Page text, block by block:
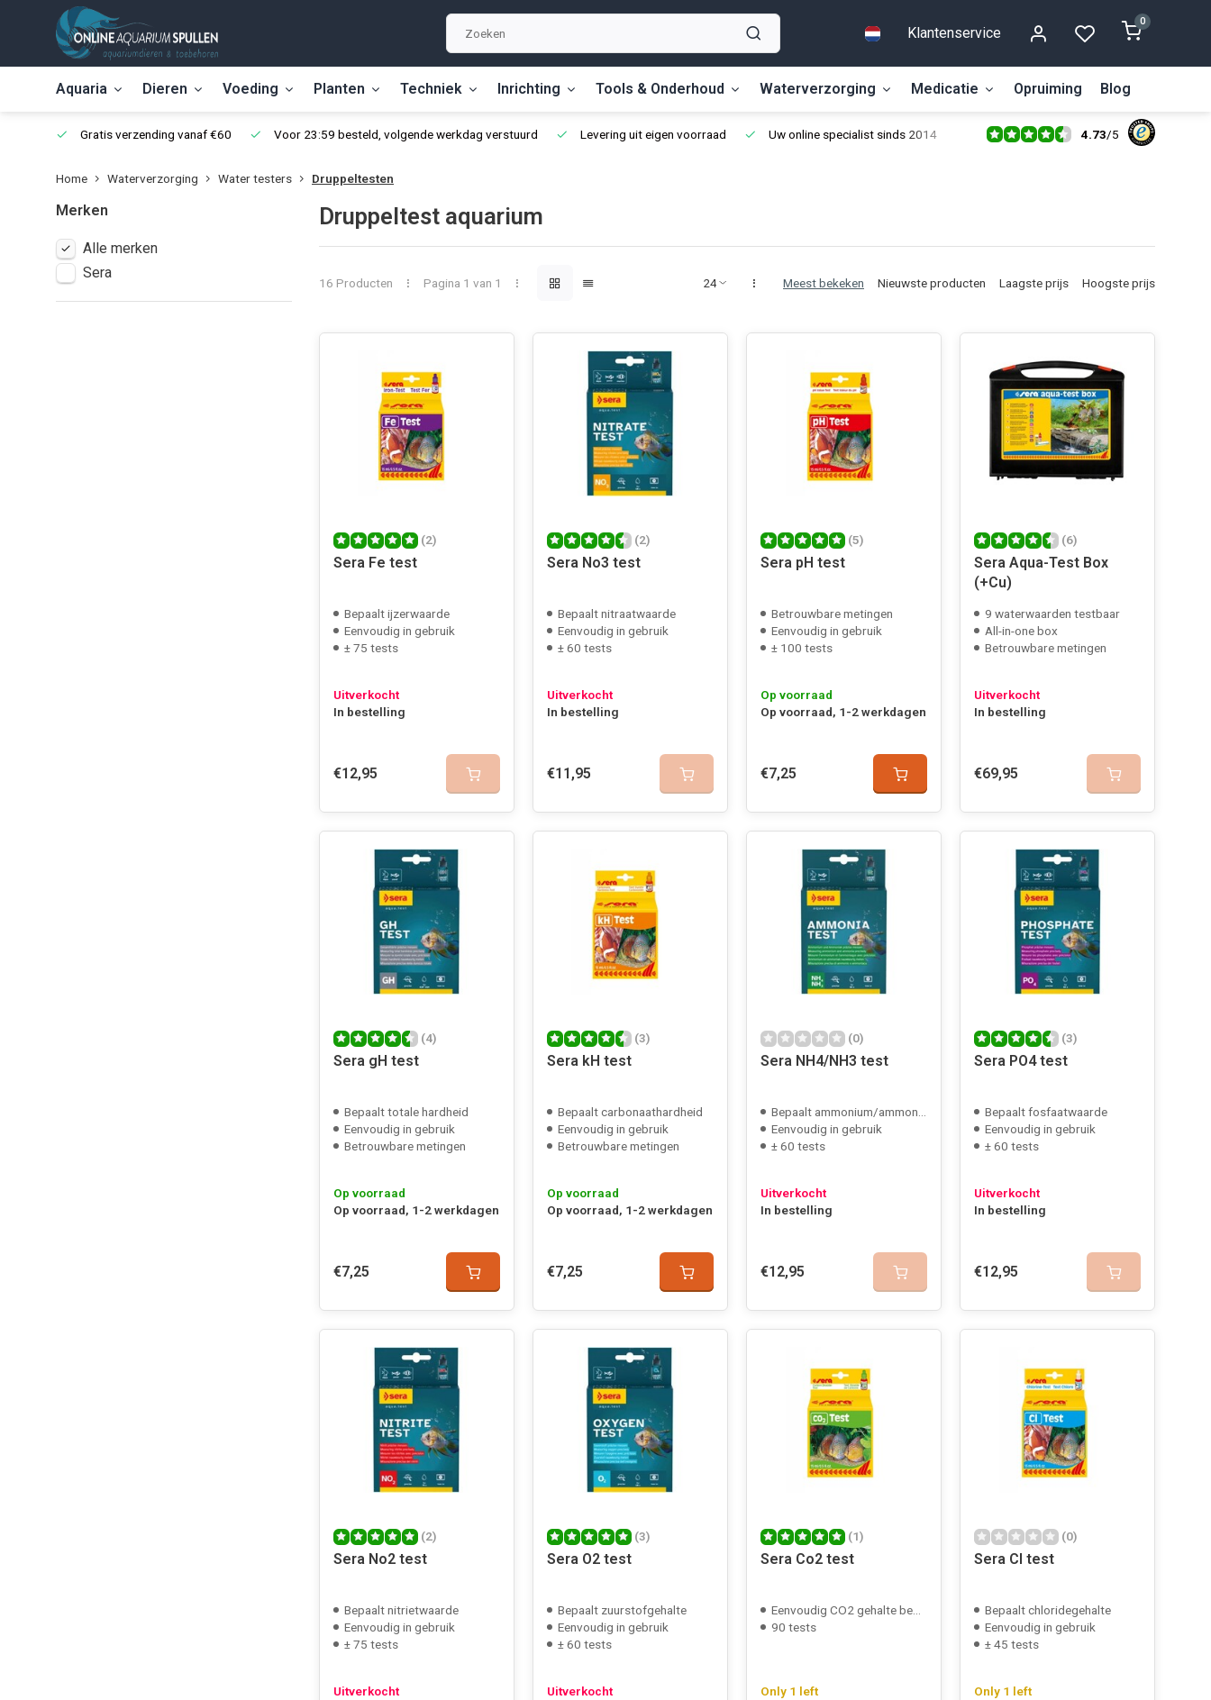
Klantenservice
0
Aquaria Dieren Voeding Planten Techniek Inrichting Tools & Onderhoud Waterverzorging Medicatie Opruiming Blog
Gratis verzending vanaf €60 Voor 23:59 besteld, volgende werkdag verstuurd Levering uit eigen voorraad Uw online specialist sinds 2014 4.73/5
Home Waterverzorging Water testers Druppeltesten
Merken
Alle merken
Sera
Druppeltest aquarium
16 Producten Pagina 1 van 1 Meest bekeken Nieuwste producten Laagste prijs Hoogste prijs
(2)
Sera Fe test
Bepaalt ijzerwaarde
Eenvoudig in gebruik
± 75 tests
Uitverkocht
In bestelling
€12,95
(2)
Sera No3 test
Bepaalt nitraatwaarde
Eenvoudig in gebruik
± 60 tests
Uitverkocht
In bestelling
€11,95
(5)
Sera pH test
Betrouwbare metingen
Eenvoudig in gebruik
± 100 tests
Op voorraad
Op voorraad, 1-2 werkdagen
€7,25
(6)
Sera Aqua-Test Box
(+Cu)
9 waterwaarden testbaar
All-in-one box
Betrouwbare metingen
Uitverkocht
In bestelling
€69,95
(4)
Sera gH test
Bepaalt totale hardheid
Eenvoudig in gebruik
Betrouwbare metingen
Op voorraad
Op voorraad, 1-2 werkdagen
€7,25
(3)
Sera kH test
Bepaalt carbonaathardheid
Eenvoudig in gebruik
Betrouwbare metingen
Op voorraad
Op voorraad, 1-2 werkdagen
€7,25
(0)
Sera NH4/NH3 test
Bepaalt ammonium/ammoniak
Eenvoudig in gebruik
± 60 tests
Uitverkocht
In bestelling
€12,95
(3)
Sera PO4 test
Bepaalt fosfaatwaarde
Eenvoudig in gebruik
± 60 tests
Uitverkocht
In bestelling
€12,95
(2)
Sera No2 test
Bepaalt nitrietwaarde
Eenvoudig in gebruik
± 75 tests
Uitverkocht
(3)
Sera O2 test
Bepaalt zuurstofgehalte
Eenvoudig in gebruik
± 60 tests
Uitverkocht
(1)
Sera Co2 test
Eenvoudig CO2 gehalte bepalen
90 tests
Only 1 left
(0)
Sera Cl test
Bepaalt chloridegehalte
Eenvoudig in gebruik
± 45 tests
Only 1 left